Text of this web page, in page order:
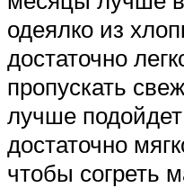
одеялко из
достаточно
пропускать
лучше
достаточно
чтобы согреть